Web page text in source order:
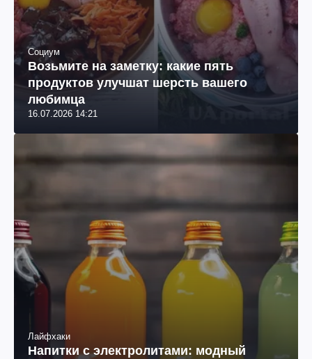
Социум
Возьмите на заметку: какие пять
продуктов улучшат шерсть вашего
любимца
16.07.2026 14:21
Лайфхаки
Напитки с электролитами: модный